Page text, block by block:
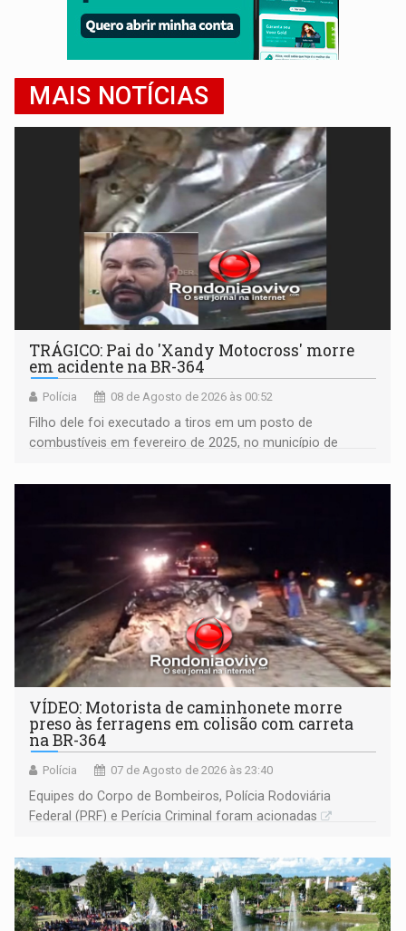
MAIS NOTÍCIAS
TRÁGICO: Pai do 'Xandy Motocross' morre
em acidente na BR-364
Polícia 08 de Agosto de 2026 às 00:52
Filho dele foi executado a tiros em um posto de
combustíveis em fevereiro de 2025, no município de
VÍDEO: Motorista de caminhonete morre
preso às ferragens em colisão com carreta
na BR-364
Polícia 07 de Agosto de 2026 às 23:40
Equipes do Corpo de Bombeiros, Polícia Rodoviária
Federal (PRF) e Perícia Criminal foram acionadas